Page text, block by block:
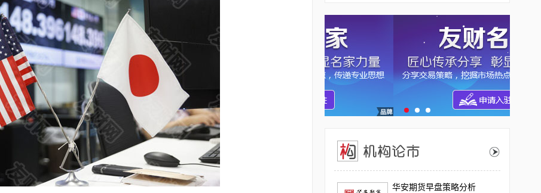
打卡获得 20积分
何小冰 打卡获得
张尧浠 打卡获得 15积分
张尧浠 打卡获得 10积分
袁友江 打卡获得 20积分
张尧浠 打卡获得 15积分
袁友江 10积分
张尧浠 打卡获得 20积分
何小冰 打卡获得
华安期货早盘策略分析